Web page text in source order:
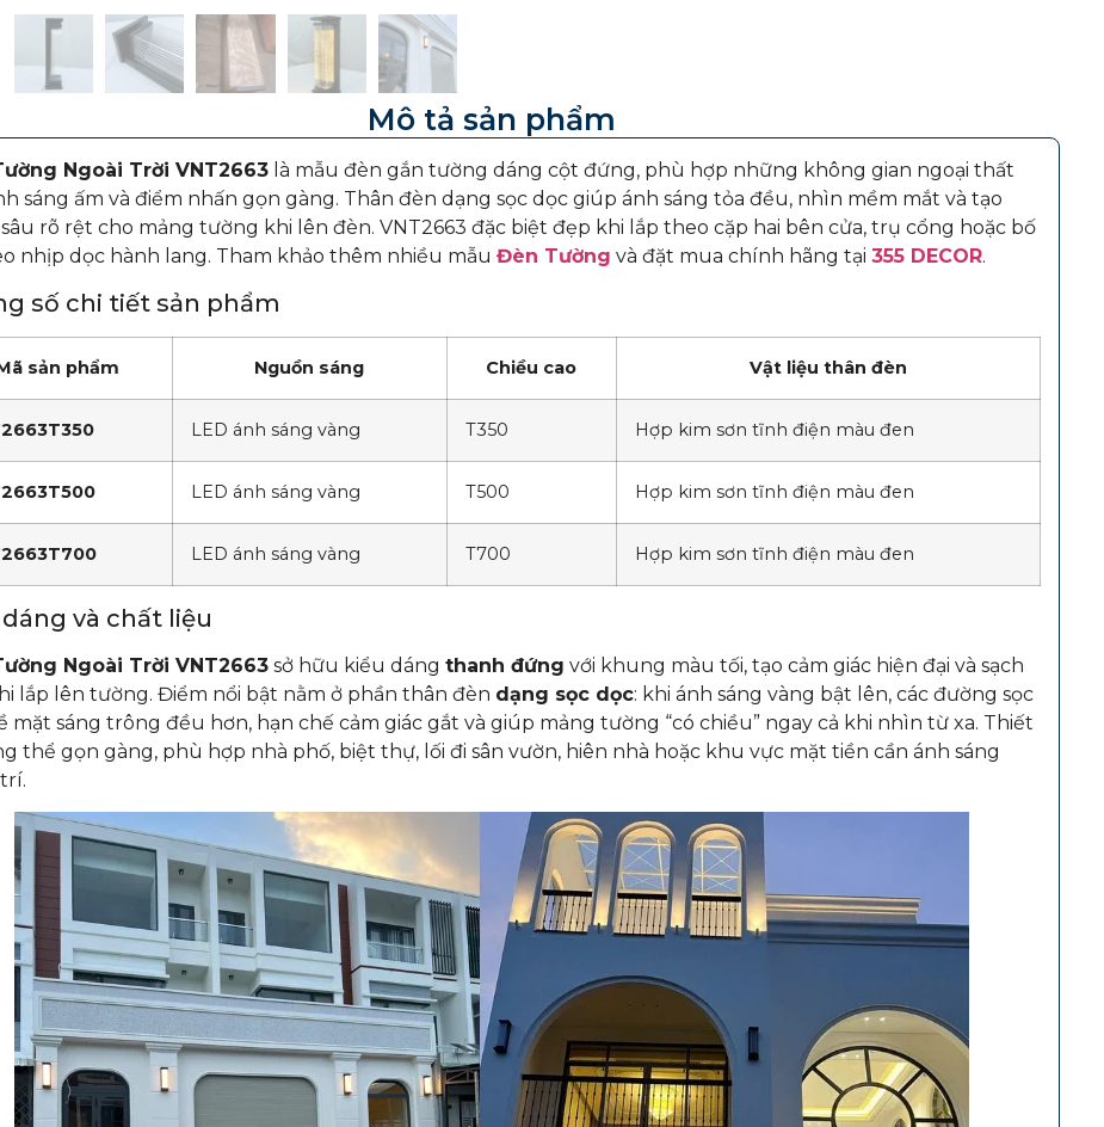
Mô tả sản phẩm
Ngoài Trời VNT2663là mẫu đèn gắn tường dáng cột đứng, phù hợp những không gian ngoại thất
sáng ấm và điểm nhấn gọn gàng. Thân đèn dạng sọc dọc giúp ánh sáng tỏa đều, nhìn mềm mắt và tạo
rõ rệt cho mảng tường khi lên đèn. VNT2663 đặc biệt đẹp khi lắp theo cặp hai bên cửa, trụ cổng hoặc bố
nhịp dọc hành lang. Tham khảo thêm nhiều mẫu Đèn Tường và đặt mua chính hãng tại 355 DECOR.
số chi tiết sản phẩm
sản phẩm Nguồn sáng Chiều cao Vật liệu thân đèn
LED ánh sáng vàng T350 Hợp kim sơn tĩnh điện màu đen
LED ánh sáng vàng T500 Hợp kim sơn tĩnh điện màu đen
LED ánh sáng vàng T700 Hợp kim sơn tĩnh điện màu đen
dáng và chất liệu
Ngoài Trời VNT2663sở hữu kiểu dáng thanh đứng với khung màu tối, tạo cảm giác hiện đại và sạch
lắp lên tường. Điểm nổi bật nằm ở phần thân đèn dạng sọc dọc: khi ánh sáng vàng bật lên, các đường sọc
mặt sáng trông đều hơn, hạn chế cảm giác gắt và giúp mảng tường “có chiều” ngay cả khi nhìn từ xa. Thiết
thể gọn gàng, phù hợp nhà phố, biệt thự, lối đi sân vườn, hiên nhà hoặc khu vực mặt tiền cần ánh sáng